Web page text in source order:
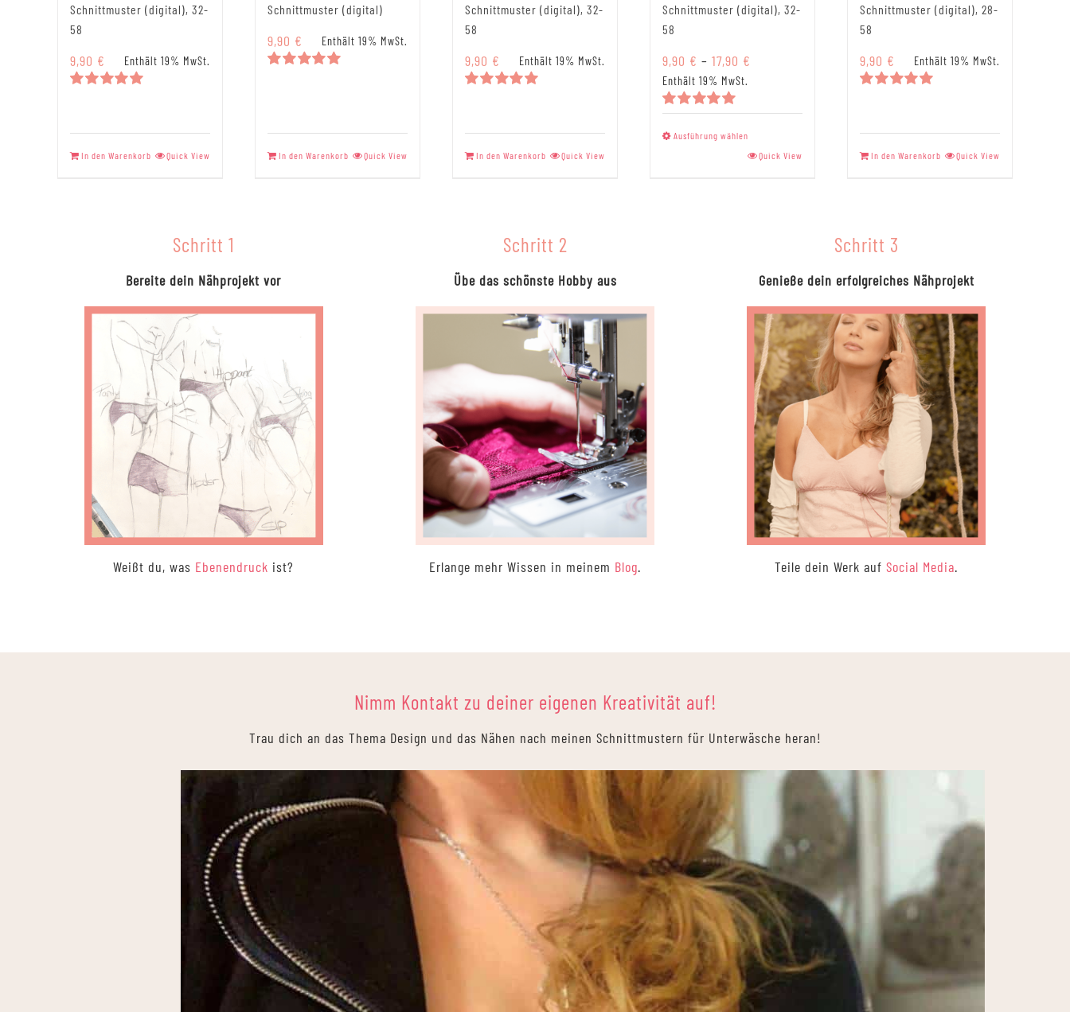
Schnittmuster (digital), 32-
58
9,90 € Enthält 19% MwSt.
In den Warenkorb Quick View
Schnittmuster (digital)
9,90 € Enthält 19% MwSt.
In den Warenkorb Quick View
Schnittmuster (digital), 32-
58
9,90 € Enthält 19% MwSt.
In den Warenkorb Quick View
Schnittmuster (digital), 32-
58
mit5.00
9,90 € – 17,90 €
17,90 €
Enthält 19% MwSt.
Ausführung wählen
Produkt
Optionen
auf
der
Produktseite
gewählt
werden
Quick View
Schnittmuster (digital), 28-
58
9,90 € Enthält 19% MwSt.
In den Warenkorb Quick View
Schritt 1
Bereite dein Nähprojekt vor
Weißt du, was Ebenendruck ist?
Schritt 2
Übe das schönste Hobby aus
Erlange mehr Wissen in meinem Blog.
Schritt 3
Genieße dein erfolgreiches Nähprojekt
Teile dein Werk aufSocial Media.
Nimm Kontakt zu deiner eigenen Kreativität auf!
Trau dich an das Thema Design und das Nähen nach meinen Schnittmustern für Unterwäsche heran!